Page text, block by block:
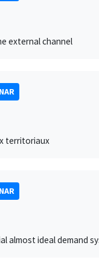
external channel
territoriaux
almost ideal demand